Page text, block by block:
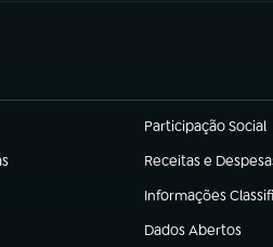
Participação Social
(abre em nova aba)
Receitas e
(abre em nova aba)
Informações
(abre em nova aba)
Dados Abertos
(abre em nova aba)